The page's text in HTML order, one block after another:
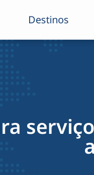
Destinos